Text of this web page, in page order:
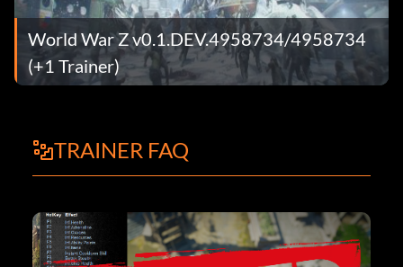
World War Z v0.1.DEV.4958734/4958734
(+1 Trainer)
TRAINER FAQ